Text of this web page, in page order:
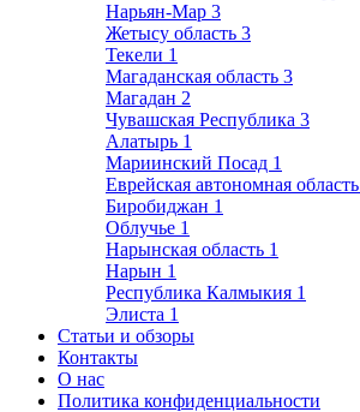
Нарьян-Мар 3
Жетысу область 3
Текели 1
Магаданская область 3
Магадан 2
Чувашская Республика 3
Алатырь 1
Мариинский Посад 1
Еврейская автономная область
Биробиджан 1
Облучье 1
Нарынская область 1
Нарын 1
Республика Калмыкия 1
Элиста 1
Статьи и обзоры
Контакты
О нас
Политика конфиденциальности